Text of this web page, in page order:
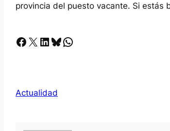
provincia del puesto vacante. Si estás
Facebook X LinkedIn Bluesky Whatsapp
Actualidad